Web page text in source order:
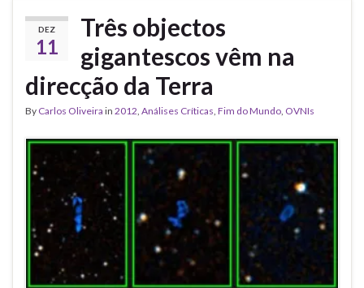
DEZ
11
Três objectos
gigantescos vêm na
direcção da Terra
By Carlos Oliveira in 2012 Análises Críticas Fim do Mundo OVNIs